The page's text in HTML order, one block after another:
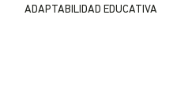
ADAPTABILIDAD EDUCATIVA